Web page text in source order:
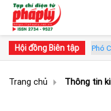
Hội đồng Biên tập
Lý - Phó Chủ tịch Hội đồng
Trang chủ Thông tin